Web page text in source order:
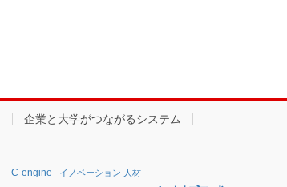
企業と大学がつながるシステム
C-engine イノベーション 人材